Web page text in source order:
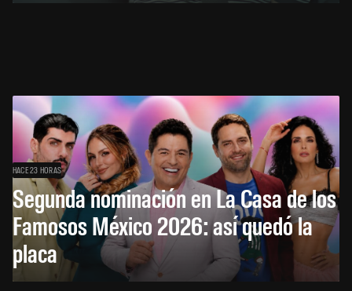
HACE 23 HORAS
Segunda nominación en La Casa de los
Famosos México 2026: así quedó la
placa